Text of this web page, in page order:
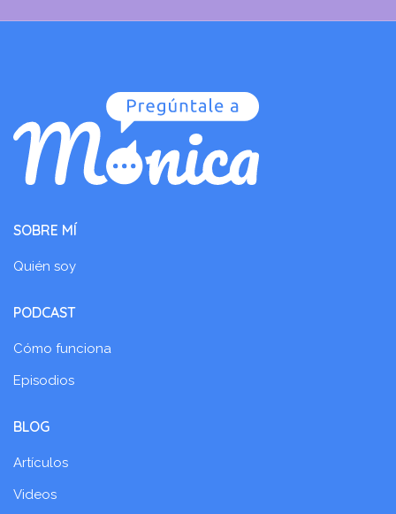
SOBRE MÍ
Quién soy
PODCAST
Cómo funciona
Episodios
BLOG
Artículos
Videos